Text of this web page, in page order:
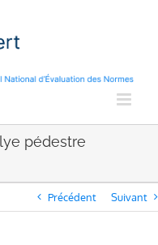
pédestre
Précédent Suivant